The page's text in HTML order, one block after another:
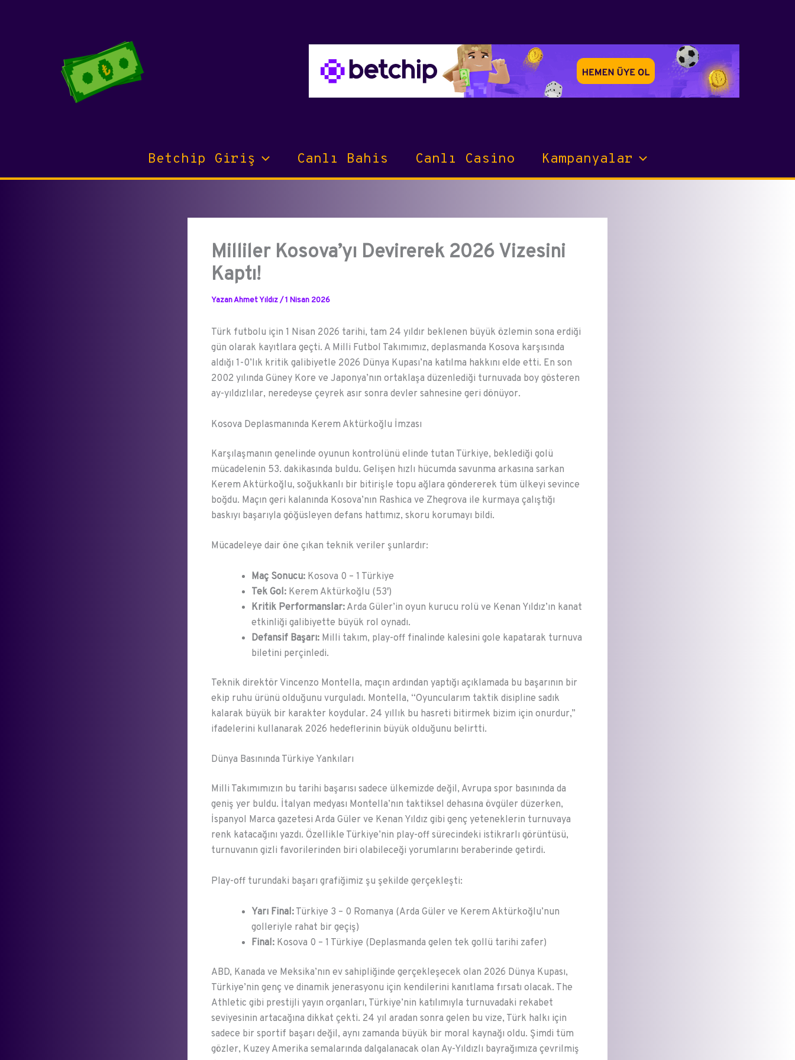
Betchip Giriş Canlı Bahis Canlı Casino Kampanyalar
Milliler Kosova’yı Devirerek 2026 Vizesini
Kaptı!
YazanAhmet Yıldız/1 Nisan 2026
Türk futbolu için 1 Nisan 2026 tarihi, tam 24 yıldır beklenen büyük özlemin sona erdiği
gün olarak kayıtlara geçti. A Milli Futbol Takımımız, deplasmanda Kosova karşısında
aldığı 1-0’lık kritik galibiyetle 2026 Dünya Kupası’na katılma hakkını elde etti. En son
2002 yılında Güney Kore ve Japonya’nın ortaklaşa düzenlediği turnuvada boy gösteren
ay-yıldızlılar, neredeyse çeyrek asır sonra devler sahnesine geri dönüyor.
Kosova Deplasmanında Kerem Aktürkoğlu İmzası
Karşılaşmanın genelinde oyunun kontrolünü elinde tutan Türkiye, beklediği golü
mücadelenin 53. dakikasında buldu. Gelişen hızlı hücumda savunma arkasına sarkan
Kerem Aktürkoğlu, soğukkanlı bir bitirişle topu ağlara göndererek tüm ülkeyi sevince
boğdu. Maçın geri kalanında Kosova’nın Rashica ve Zhegrova ile kurmaya çalıştığı
baskıyı başarıyla göğüsleyen defans hattımız, skoru korumayı bildi.
Mücadeleye dair öne çıkan teknik veriler şunlardır:
Maç Sonucu: Kosova 0 – 1 Türkiye
Tek Gol: Kerem Aktürkoğlu (53′)
Kritik Performanslar: Arda Güler’in oyun kurucu rolü ve Kenan Yıldız’ın kanat
etkinliği galibiyette büyük rol oynadı.
Defansif Başarı: Milli takım, play-off finalinde kalesini gole kapatarak turnuva
biletini perçinledi.
Teknik direktör Vincenzo Montella, maçın ardından yaptığı açıklamada bu başarının bir
ekip ruhu ürünü olduğunu vurguladı. Montella, “Oyuncularım taktik disipline sadık
kalarak büyük bir karakter koydular. 24 yıllık bu hasreti bitirmek bizim için onurdur,”
ifadelerini kullanarak 2026 hedeflerinin büyük olduğunu belirtti.
Dünya Basınında Türkiye Yankıları
Milli Takımımızın bu tarihi başarısı sadece ülkemizde değil, Avrupa spor basınında da
geniş yer buldu. İtalyan medyası Montella’nın taktiksel dehasına övgüler düzerken,
İspanyol Marca gazetesi Arda Güler ve Kenan Yıldız gibi genç yeteneklerin turnuvaya
renk katacağını yazdı. Özellikle Türkiye’nin play-off sürecindeki istikrarlı görüntüsü,
turnuvanın gizli favorilerinden biri olabileceği yorumlarını beraberinde getirdi.
Play-off turundaki başarı grafiğimiz şu şekilde gerçekleşti:
Yarı Final: Türkiye 3 – 0 Romanya (Arda Güler ve Kerem Aktürkoğlu’nun
golleriyle rahat bir geçiş)
Final: Kosova 0 – 1 Türkiye (Deplasmanda gelen tek gollü tarihi zafer)
ABD, Kanada ve Meksika’nın ev sahipliğinde gerçekleşecek olan 2026 Dünya Kupası,
Türkiye’nin genç ve dinamik jenerasyonu için kendilerini kanıtlama fırsatı olacak. The
Athletic gibi prestijli yayın organları, Türkiye’nin katılımıyla turnuvadaki rekabet
seviyesinin artacağına dikkat çekti. 24 yıl aradan sonra gelen bu vize, Türk halkı için
sadece bir sportif başarı değil, aynı zamanda büyük bir moral kaynağı oldu. Şimdi tüm
gözler, Kuzey Amerika semalarında dalgalanacak olan Ay-Yıldızlı bayrağımıza çevrilmiş